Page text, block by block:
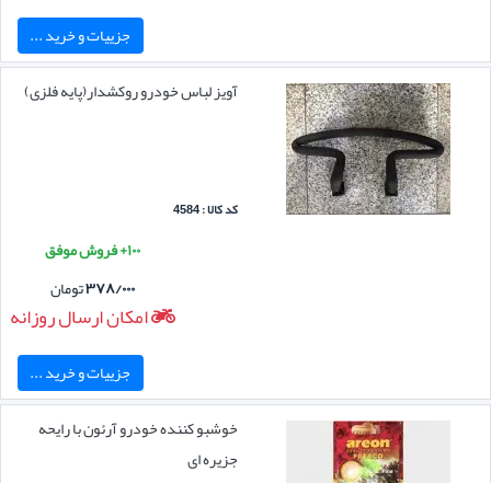
جزییات و خرید ...
آویز لباس خودرو روکشدار(پایه فلزی)
کد کالا : 4584
۱۰۰+ فروش موفق
۳۷۸/۰۰۰تومان
امکان ارسال روزانه
جزییات و خرید ...
خوشبو کننده خودرو آرئون با رایحه
جزیره ای